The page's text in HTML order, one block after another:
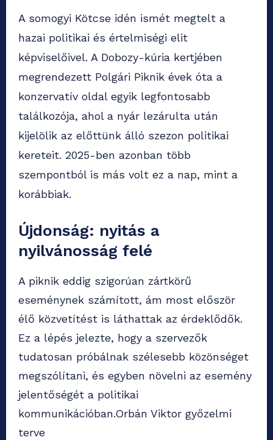
A somogyi Kötcse idén ismét megtelt a
hazai politikai és értelmiségi elit
képviselőivel. A Dobozy-kúria kertjében
megrendezett Polgári Piknik évek óta a
konzervatív oldal egyik legfontosabb
találkozója, ahol a nyár lezárulta után
kijelölik az előttünk álló szezon politikai
kereteit. 2025-ben azonban több
szempontból is más volt ez a nap, mint a
korábbiak.
Újdonság: nyitás a
nyilvánosság felé
A piknik eddig szigorúan zártkörű
eseménynek számított, ám most először
élő közvetítést is láthattak az érdeklődők.
Ez a lépés jelezte, hogy a szervezők
tudatosan próbálnak szélesebb közönséget
megszólítani, és egyben növelni az esemény
jelentőségét a politikai
kommunikációban.Orbán Viktor győzelmi
terve